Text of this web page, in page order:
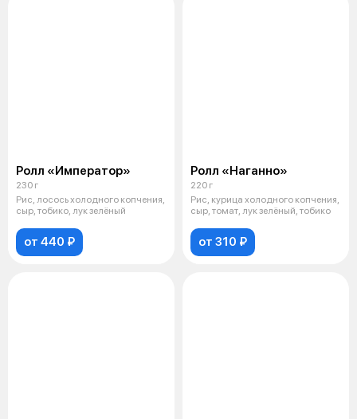
Ролл «Император»
230 г
Рис, лосось холодного копчения,
сыр, тобико, лук зелёный
от 440 ₽
Ролл «Наганно»
220 г
Рис, курица холодного копчения,
сыр, томат, лук зелёный, тобико
от 310 ₽